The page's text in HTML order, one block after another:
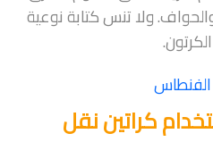
ولا تنس كتابة نوعية
كراتين نقل